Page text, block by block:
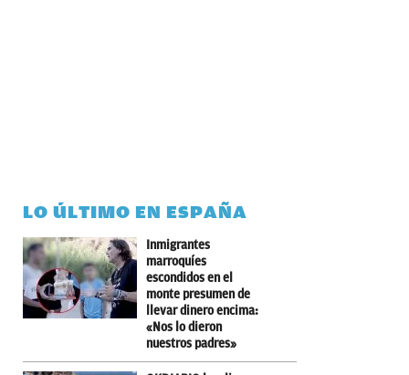
LO ÚLTIMO EN ESPAÑA
Inmigrantes
marroquíes
escondidos en el
monte presumen de
llevar dinero encima:
«Nos lo dieron
nuestros padres»